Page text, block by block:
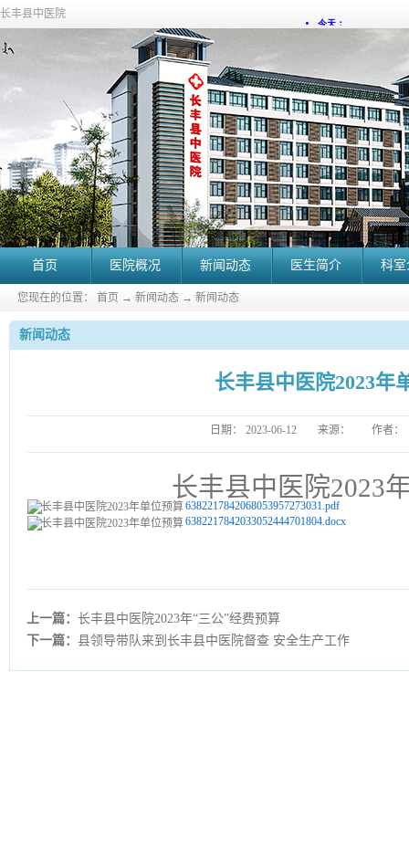
长丰县中医院
首页 医院概况 新闻动态 医生简介 科
您现在的位置： 首页 → 新闻动态 → 新闻动态
新闻动态
长丰县中医院2023年
日期： 2023-06-12 来源： 作者：
长丰县中医院2023
6382217842068053957273031.pdf
6382217842033052444701804.docx
上一篇：长丰县中医院2023年“三公”经费预算
下一篇：县领导带队来到长丰县中医院督查 安全生产工作